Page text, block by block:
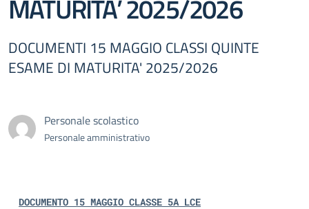
MATURITA’ 2025/2026
DOCUMENTI 15 MAGGIO CLASSI QUINTE
ESAME DI MATURITA' 2025/2026
Personale scolastico
Personale amministrativo
DOCUMENTO 15 MAGGIO CLASSE 5A LCE